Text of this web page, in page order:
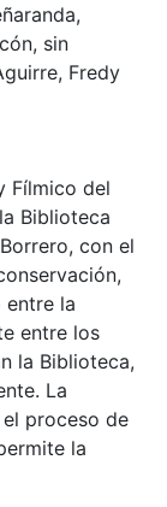
sin
Fredy
Fílmico del
Biblioteca
con el
entre la
entre los
la Biblioteca,
La
proceso de
la